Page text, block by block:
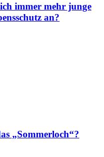
immer mehr junge
an?
„Sommerloch“?